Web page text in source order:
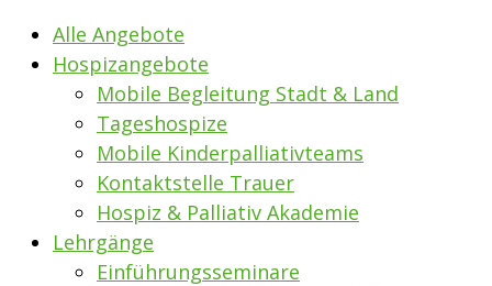
Alle Angebote
Hospizangebote
Mobile Begleitung Stadt & Land
Tageshospize
Mobile Kinderpalliativteams
Kontaktstelle Trauer
Hospiz & Palliativ Akademie
Lehrgänge
Einführungsseminare